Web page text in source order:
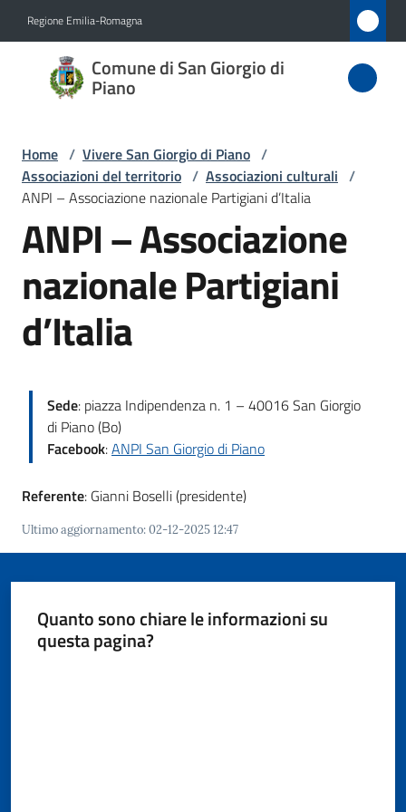
Regione Emilia-Romagna
Comune di San Giorgio di
Piano
Comune
di San
di Piano
Amministrazione
Servizi
San
Giorgio
Piano
Home / Vivere San Giorgio di Piano /
Associazioni del territorio / Associazioni culturali /
ANPI – Associazione nazionale Partigiani d’Italia
ANPI – Associazione
nazionale Partigiani
d’Italia
Sede: piazza Indipendenza n. 1 – 40016 San Giorgio
di Piano (Bo)
Facebook:ANPI San Giorgio di Piano
Referente: Gianni Boselli (presidente)
Ultimo aggiornamento:02-12-2025 12:47
Quanto sono chiare le informazioni su
questa pagina?